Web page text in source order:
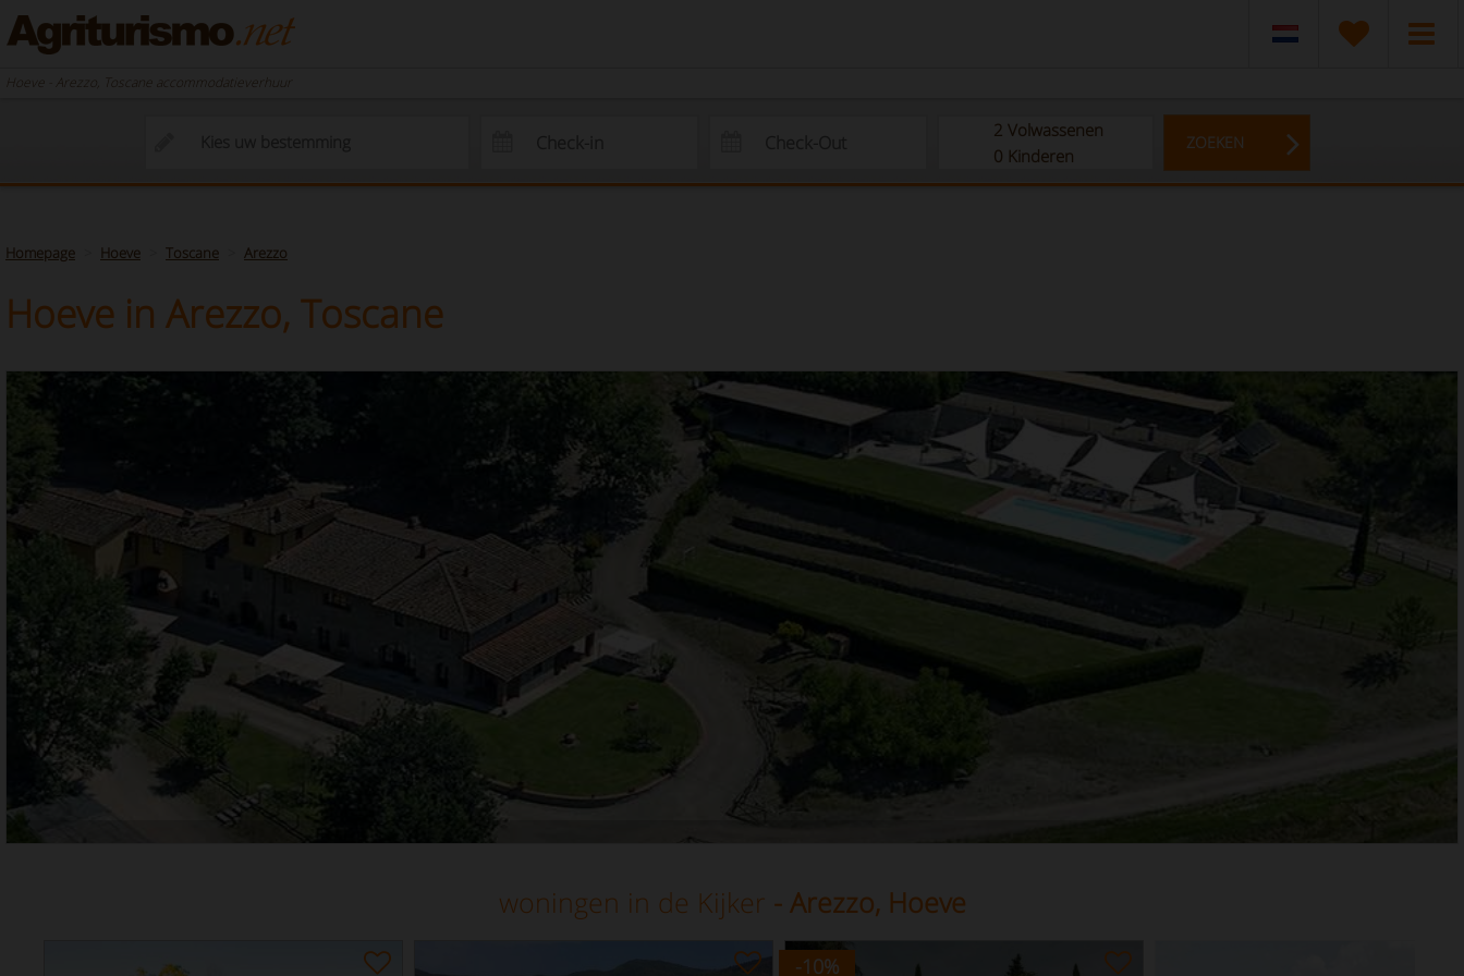
Hoeve - Arezzo, Toscane accommodatieverhuur
2 Volwassenen
0 Kinderen
ZOEKEN
Homepage Hoeve Toscane Arezzo
Hoeve in Arezzo, Toscane
woningen in de Kijker - Arezzo, Hoeve
-10%